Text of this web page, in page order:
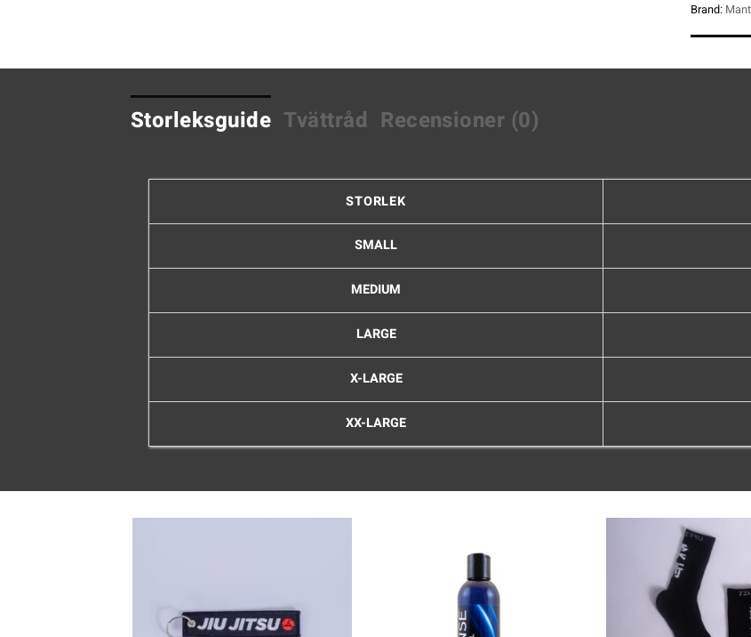
Brand:
Storleksguide Tvättråd Recensioner (0)
STORLEK
SMALL
MEDIUM
LARGE
X-LARGE
XX-LARGE